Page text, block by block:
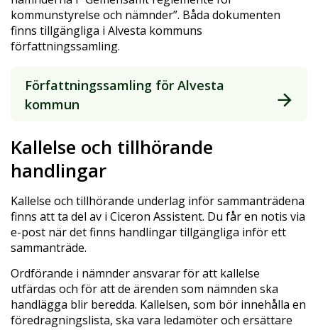
kommunstyrelse och nämnder”. Båda dokumenten
finns tillgängliga i Alvesta kommuns
författningssamling.
Författningssamling för Alvesta
kommun
Kallelse och tillhörande
handlingar
Kallelse och tillhörande underlag inför sammanträdena
finns att ta del av i Ciceron Assistent. Du får en notis via
e-post när det finns handlingar tillgängliga inför ett
sammanträde.
Ordförande i nämnder ansvarar för att kallelse
utfärdas och för att de ärenden som nämnden ska
handlägga blir beredda. Kallelsen, som bör innehålla en
föredragningslista, ska vara ledamöter och ersättare